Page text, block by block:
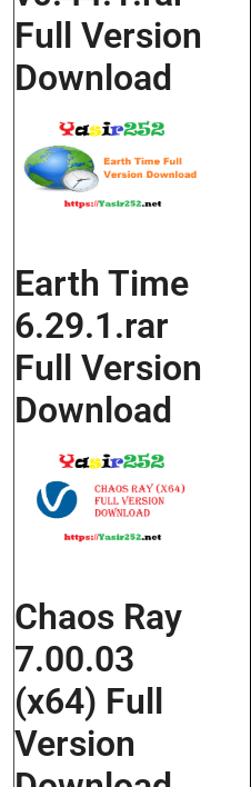
Full Version
Download
Earth Time
6.29.1.rar
Full Version
Download
Chaos Ray
7.00.03
(x64) Full
Version